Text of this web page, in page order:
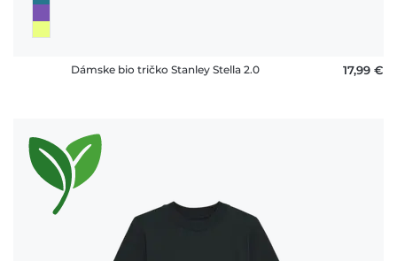
Dámske bio tričko Stanley Stella 2.0 17,99 €